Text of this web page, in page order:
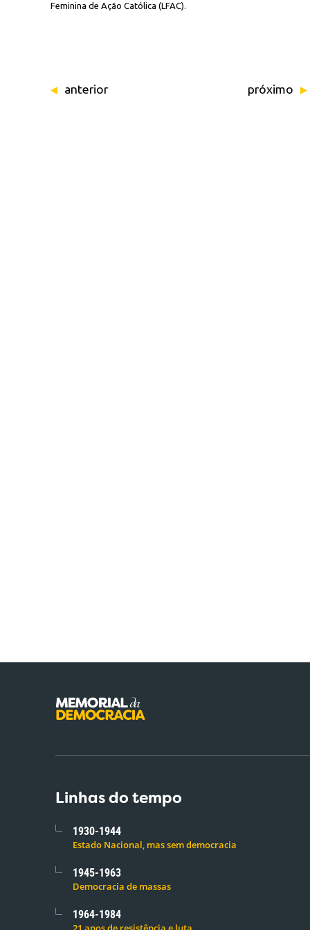
Feminina de Ação Católica (LFAC).
anterior próximo
Linhas do tempo
1930-1944
Estado Nacional, mas sem democracia
1945-1963
Democracia de massas
1964-1984